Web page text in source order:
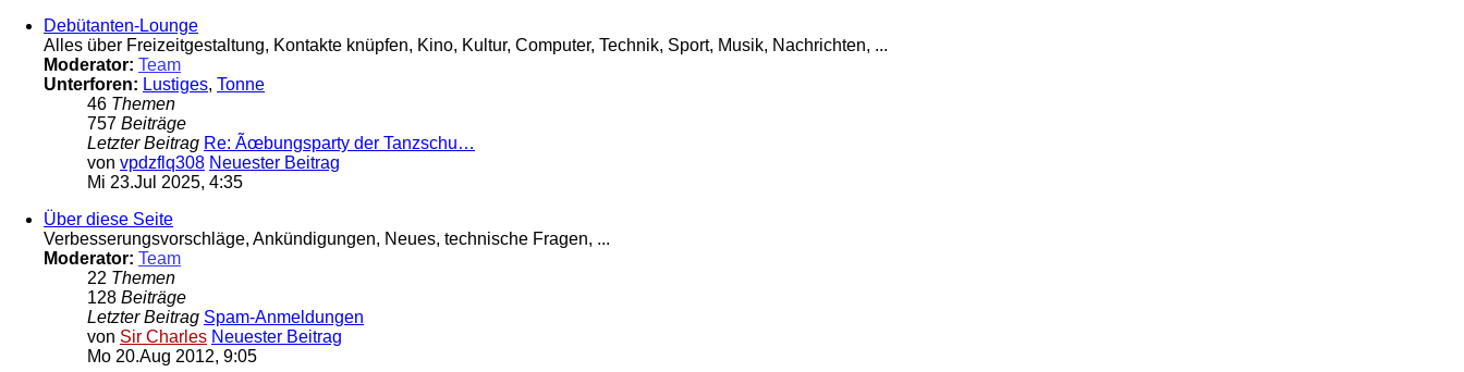
Debütanten-Lounge
Alles über Freizeitgestaltung, Kontakte knüpfen, Kino, Kultur, Computer, Technik, Sport, Musik, Nachrichten, ...
Moderator: Team
Unterforen: Lustiges, Tonne
46 Themen
757 Beiträge
Letzter Beitrag Re: Ãœbungsparty der Tanzschu…
von vpdzflq308 Neuester Beitrag
Mi 23.Jul 2025, 4:35
Über diese Seite
Verbesserungsvorschläge, Ankündigungen, Neues, technische Fragen, ...
Moderator: Team
22 Themen
128 Beiträge
Letzter Beitrag Spam-Anmeldungen
von Sir Charles Neuester Beitrag
Mo 20.Aug 2012, 9:05